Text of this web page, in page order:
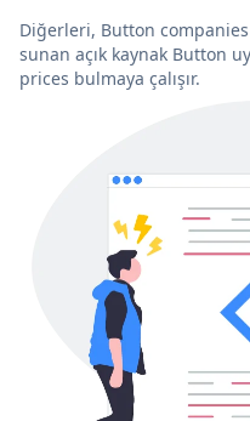
Diğerleri, Button
sunan açık kaynak Button
prices bulmaya çalışır.